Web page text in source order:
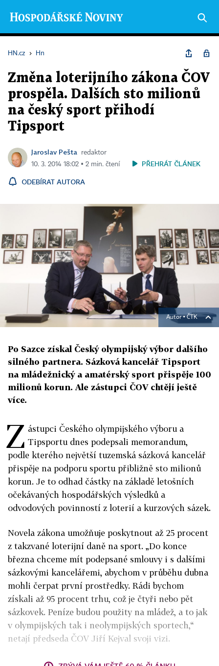
HN.cz › Hn
Změna loterijního zákona ČOV
prospěla. Dalších sto milionů
na český sport přihodí
Tipsport
Jaroslav Pešta
redaktor
10. 3. 2014 18:02 ▪ 2 min. čtení
PŘEHRÁT ČLÁNEK
ODEBÍRAT AUTORA
Autor ▪ČTK
Po Sazce získal Český olympijský výbor dalšího
silného partnera. Sázková kancelář Tipsport
na mládežnický a amatérský sport přispěje 100
milionů korun. Ale zástupci ČOV chtějí ještě
více.
Z ástupci Českého olympijského výboru a
Tipsportu dnes podepsali memorandum,
podle kterého největší tuzemská sázková kancelář
přispěje na podporu sportu přibližně sto milionů
korun. Je to odhad částky na základě letošních
očekávaných hospodářských výsledků a
odvodových povinností z loterií a kurzových sázek.
Novela zákona umožňuje poskytnout až 25 procent
z takzvané loterijní daně na sport. „Do konce
března chceme mít podepsané smlouvy i s dalšími
sázkovými kancelářemi, abychom v průběhu dubna
mohli čerpat první prostředky. Rádi bychom
získali až 95 procent trhu, což je čtyři nebo pět
sázkovek. Peníze budou použity na mládež, a to jak
v olympijských tak i neolympijských sportech,“
netají předseda ČOV Jiří Kejval svoji vizi.